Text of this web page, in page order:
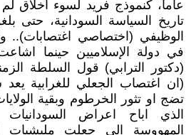
عاماً، كنموذج فريد لسوء أخلاق
تاريخ السياسة السودانية، حتى
الوظيفي (اختصاصي اغتصابات)..
في دولة الإسلاميين حينما
(دكتور الترابي) قول السلطة
(ان اغتصاب الجعلي للغرابية
تضج او تثور الخرطوم وبقية
الذي اباح اعراض
المهووسة الي جعلت مليشيات